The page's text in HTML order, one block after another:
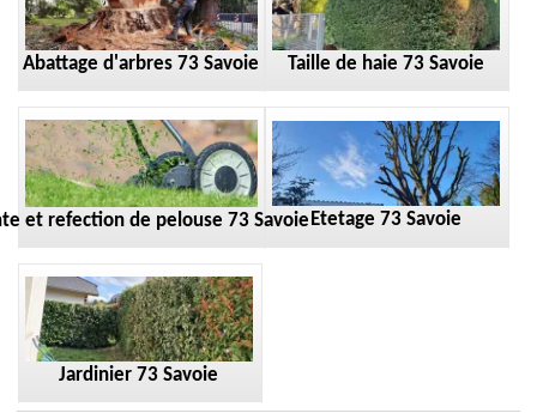
Abattage d'arbres 73 Savoie Taille de haie 73 Savoie
et refection de pelouse 73 Savoie Etetage 73 Savoie
Jardinier 73 Savoie